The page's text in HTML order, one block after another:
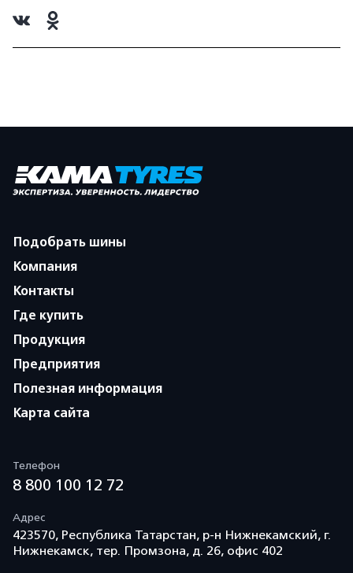
Подобрать шины
Компания
Контакты
Где купить
Продукция
Предприятия
Полезная информация
Карта сайта
Телефон
8 800 100 12 72
Адрес
423570, Республика Татарстан, р-н Нижнекамский, г.
Нижнекамск, тер. Промзона, д. 26, офис 402